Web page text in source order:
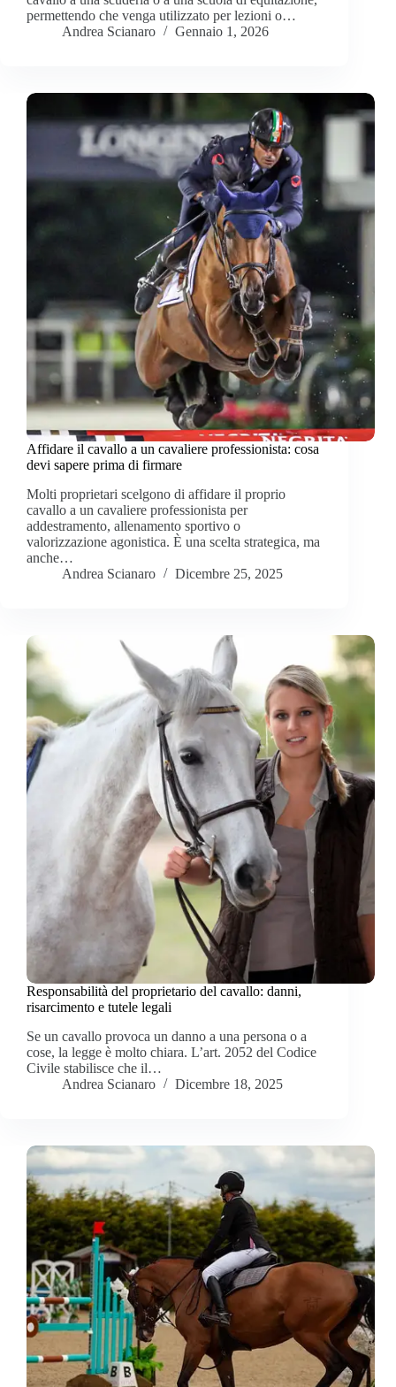
permettendo che venga utilizzato per lezioni o…
Andrea Scianaro
Gennaio 1, 2026
Affidare il cavallo a un cavaliere professionista: cosa
devi sapere prima di firmare
Molti proprietari scelgono di affidare il proprio
cavallo a un cavaliere professionista per
addestramento, allenamento sportivo o
valorizzazione agonistica. È una scelta strategica, ma
anche…
Andrea Scianaro
Dicembre 25, 2025
Responsabilità del proprietario del cavallo: danni,
risarcimento e tutele legali
Se un cavallo provoca un danno a una persona o a
cose, la legge è molto chiara. L’art. 2052 del Codice
Civile stabilisce che il…
Andrea Scianaro
Dicembre 18, 2025